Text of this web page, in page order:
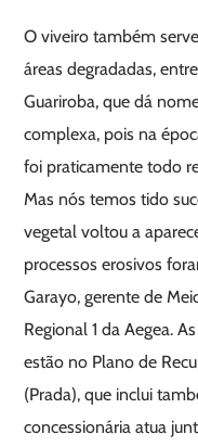
O viveiro também
áreas degradadas,
Guariroba, que dá
complexa, pois na
foi praticamente todo
Mas nós temos tido
vegetal voltou a
processos erosivos
Garayo, gerente de
Regional 1 da Aegea.
estão no Plano de
(Prada), que inclui
concessionária atua